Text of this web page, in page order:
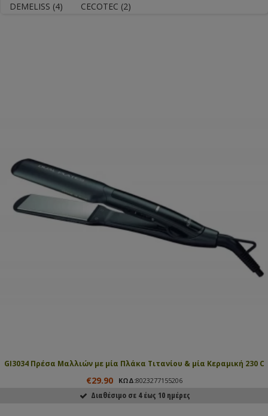
DEMELISS (4) CECOTEC (2)
GI3034 Πρέσα Μαλλιών με μία Πλάκα Τιτανίου & μία Κεραμική 230 C
€29.90 ΚΩΔ:8023277155206
Διαθέσιμο σε 4 έως 10 ημέρες